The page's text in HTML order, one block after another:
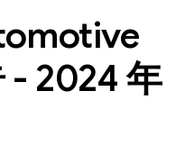
- 2024 年